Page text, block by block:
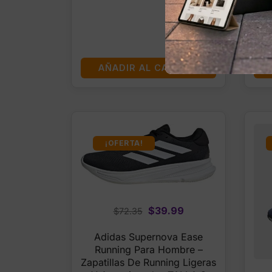
AÑADIR AL CARRITO
¡OFERTA!
$72.35
Original
was:
$72.35.
$39.99Current
is:
$39.99.
Adidas Supernova Ease
Running Para Hombre –
Zapatillas De Running Ligeras